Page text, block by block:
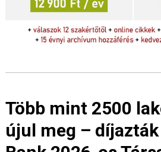
Több mint 2500
újul meg – díjazták